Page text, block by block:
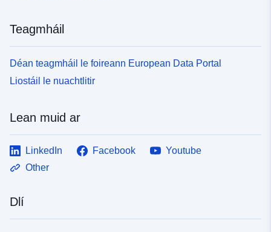
Teagmháil
Déan teagmháil le foireann European Data Portal
Liostáil le nuachtlitir
Lean muid ar
LinkedIn Facebook
Youtube
Other
Dlí